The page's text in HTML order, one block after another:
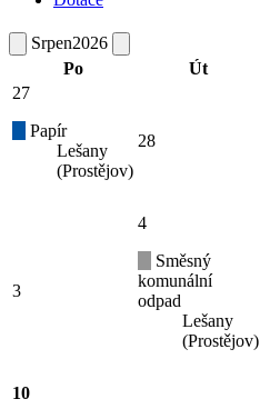
Srpen2026
Po
Út
27
Papír
Lešany
(Prostějov)
28
3
4
Směsný
komunální
odpad
Lešany
(Prostějov)
10